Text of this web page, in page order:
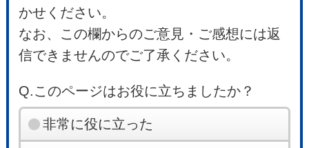
かせください。
なお、この欄からのご意見・ご感想には返
信できませんのでご了承ください。
Q.このページはお役に立ちましたか？
非常に役に立った